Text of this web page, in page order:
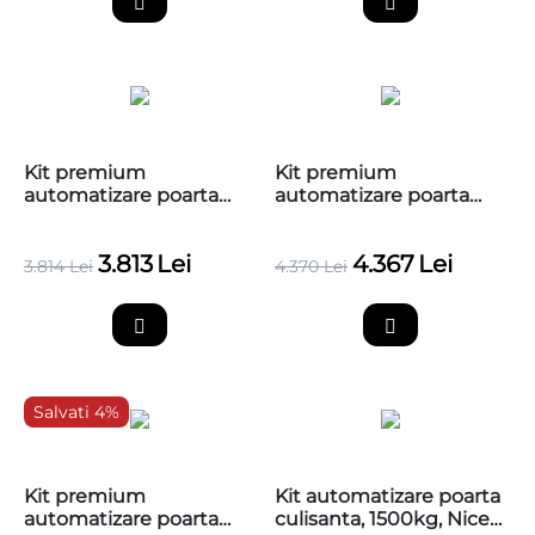
Kit premium
automatizare poarta
3.814 Lei 3.813 Lei
Kit premium
automatizare poarta
fara cremaliere
4.370 Lei 4.367 Lei
Salvati 4%
Kit premium
automatizare poarta
Kit automatizare poarta
culisanta, 1500kg, Nice